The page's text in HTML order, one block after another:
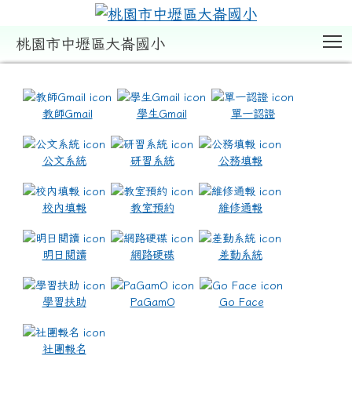
桃園市中壢區大崙國小
教師Gmail 學生Gmail 單一認證
公文系統 研習系統 公務填報
校內填報 教室預約 維修通報
明日閱讀 網路硬碟 差勤系統
學習扶助 PaGamO Go Face
社團報名